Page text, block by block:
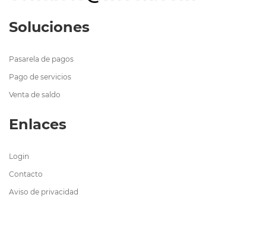
Soluciones
Pasarela de pagos
Pago de servicios
Venta de saldo
Enlaces
Login
Contacto
Aviso de privacidad